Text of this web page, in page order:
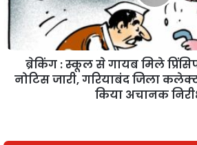
ब्रेकिंग : स्कूल से गायब मिले
नोटिस जारी, गरियाबंद जिला
किया अचानक